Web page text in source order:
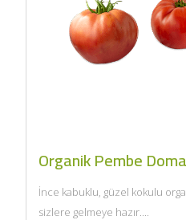
Organik Pembe
İnce kabuklu, güzel kokulu
sizlere gelmeye hazır....